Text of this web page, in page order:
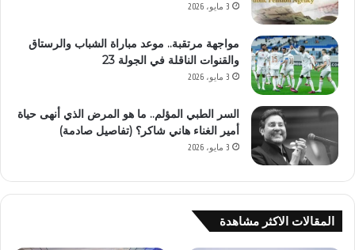
3 مايو، 2026
مواجهة مرتقبة.. موعد مباراة الشباب والرستاق
والقنوات الناقلة في الجولة 23
3 مايو، 2026
السر الطبي المؤلم.. ما هو المرض الذي أنهى حياة
أمير الغناء هاني شاكر؟ (تفاصيل صادمة)
3 مايو، 2026
المقالات الاكثر مشاهدة